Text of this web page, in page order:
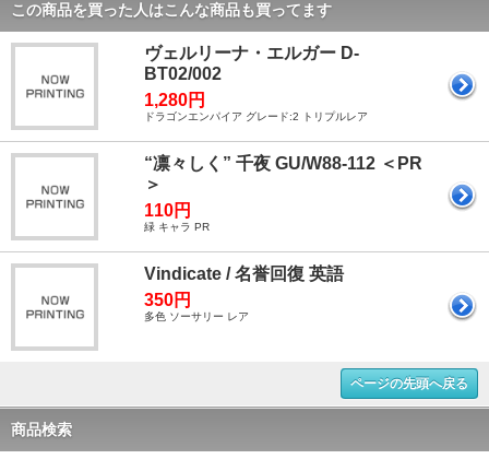
この商品を買った人はこんな商品も買ってます
ヴェルリーナ・エルガー D-
BT02/002
1,280円
ドラゴンエンパイア グレード:2 トリプルレア
“凛々しく” 千夜 GU/W88-112 ＜PR
＞
110円
緑 キャラ PR
Vindicate / 名誉回復 英語
350円
多色 ソーサリー レア
ページの先頭へ戻る
商品検索